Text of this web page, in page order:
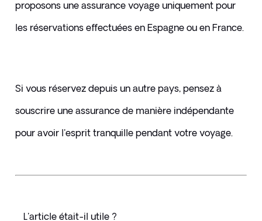
proposons une assurance voyage uniquement pour
les réservations effectuées en Espagne ou en France.
Si vous réservez depuis un autre pays, pensez à
souscrire une assurance de manière indépendante
pour avoir l'esprit tranquille pendant votre voyage.
L'article était-il utile ?